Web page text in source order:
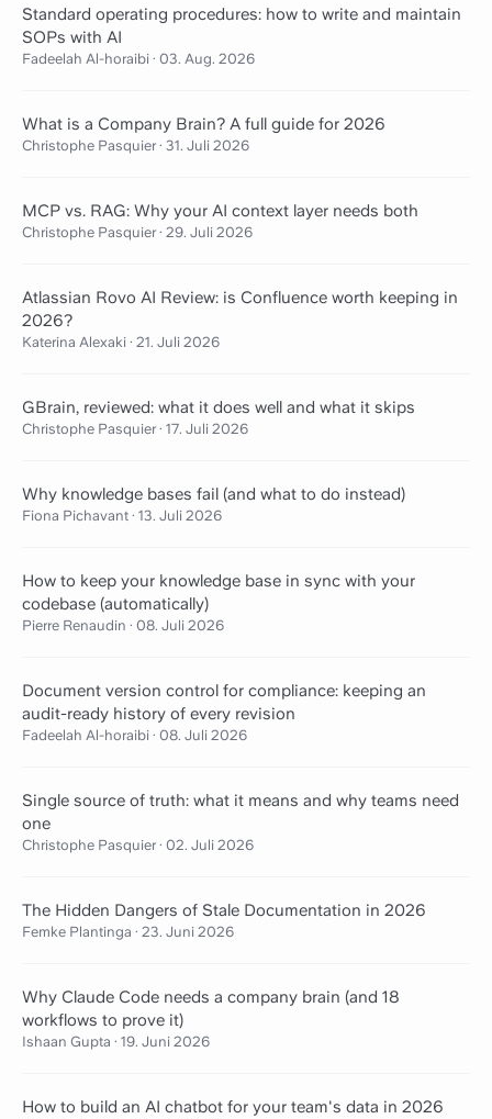
Standard operating procedures: how to write and maintain
SOPs with AI
Fadeelah Al-horaibi · 03. Aug. 2026
What is a Company Brain? A full guide for 2026
Christophe Pasquier · 31. Juli 2026
MCP vs. RAG: Why your AI context layer needs both
Christophe Pasquier · 29. Juli 2026
Atlassian Rovo AI Review: is Confluence worth keeping in
2026?
Katerina Alexaki · 21. Juli 2026
GBrain, reviewed: what it does well and what it skips
Christophe Pasquier · 17. Juli 2026
Why knowledge bases fail (and what to do instead)
Fiona Pichavant · 13. Juli 2026
How to keep your knowledge base in sync with your
codebase (automatically)
Pierre Renaudin · 08. Juli 2026
Document version control for compliance: keeping an
audit-ready history of every revision
Fadeelah Al-horaibi · 08. Juli 2026
Single source of truth: what it means and why teams need
one
Christophe Pasquier · 02. Juli 2026
The Hidden Dangers of Stale Documentation in 2026
Femke Plantinga · 23. Juni 2026
Why Claude Code needs a company brain (and 18
workflows to prove it)
Ishaan Gupta · 19. Juni 2026
How to build an AI chatbot for your team's data in 2026